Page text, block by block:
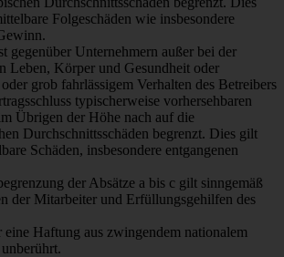
Folgeschäden wie insbesondere
gegenüber Unternehmern außer bei der
Leben, Körper und Gesundheit oder
grob fahrlässigem Verhalten des Betreibers
typischerweise vorhersehbaren
Übrigen der Höhe nach auf die
Durchschnittsschäden begrenzt. Dies gilt
Schäden, insbesondere entgangenen
der Absätze a bis c gilt sinngemäß
der Mitarbeiter und Erfüllungsgehilfen des
eine Haftung aus zwingendem nationalem